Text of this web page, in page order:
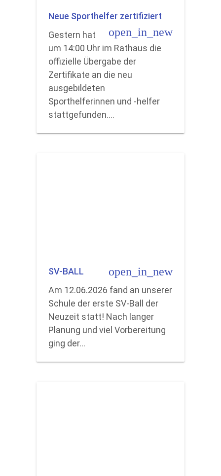
Neue Sporthelfer zertifiziert
open_in_new
Gestern hat
um 14:00 Uhr im Rathaus die
offizielle Übergabe der
Zertifikate an die neu
ausgebildeten
Sporthelferinnen und -helfer
stattgefunden.…
SV-BALL open_in_new
Am 12.06.2026 fand an unserer
Schule der erste SV-Ball der
Neuzeit statt! Nach langer
Planung und viel Vorbereitung
ging der…